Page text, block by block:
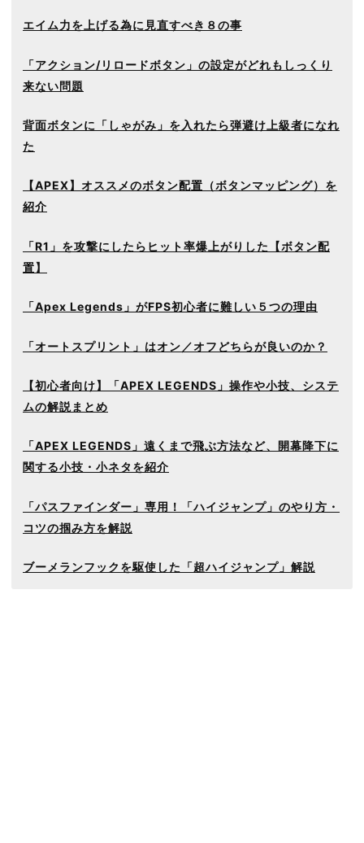
エイム力を上げる為に見直すべき８の事
「アクション/リロードボタン」の設定がどれもしっくり
来ない問題
背面ボタンに「しゃがみ」を入れたら弾避け上級者になれ
た
【APEX】オススメのボタン配置（ボタンマッピング）を
紹介
「R1」を攻撃にしたらヒット率爆上がりした【ボタン配
置】
「Apex Legends」がFPS初心者に難しい５つの理由
「オートスプリント」はオン／オフどちらが良いのか？
【初心者向け】「APEX LEGENDS」操作や小技、システ
ムの解説まとめ
「APEX LEGENDS」遠くまで飛ぶ方法など、開幕降下に
関する小技・小ネタを紹介
「パスファインダー」専用！「ハイジャンプ」のやり方・
コツの掴み方を解説
ブーメランフックを駆使した「超ハイジャンプ」解説